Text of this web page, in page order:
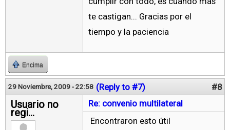
te castigan... Gracias por el
tiempo y la paciencia
Encima
29 Noviembre, 2009 - 22:58 (Reply to #7) #8
Usuario no
regi...
Re: convenio multilateral
Encontraron esto útil